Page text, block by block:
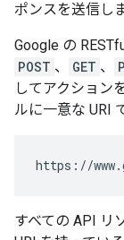
ポンスを送信しま
Google の
POST 、 GET 、
してアクション
ルに一意な URI
https://
すべての API リ